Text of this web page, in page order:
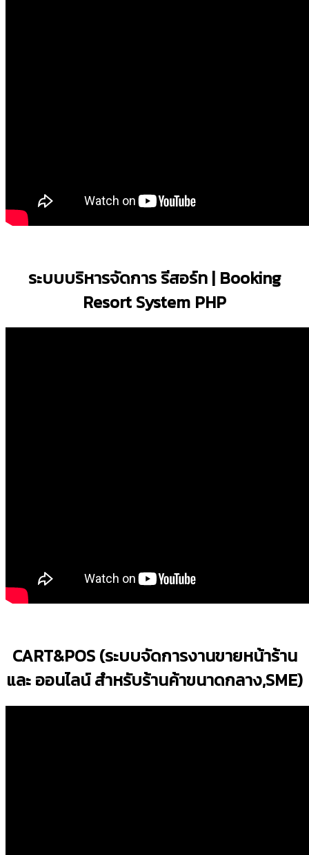
ระบบบริหารจัดการ รีสอร์ท | Booking
Resort System PHP
CART&POS (ระบบจัดการงานขายหน้าร้าน
และ ออนไลน์ สำหรับร้านค้าขนาดกลาง,SME)